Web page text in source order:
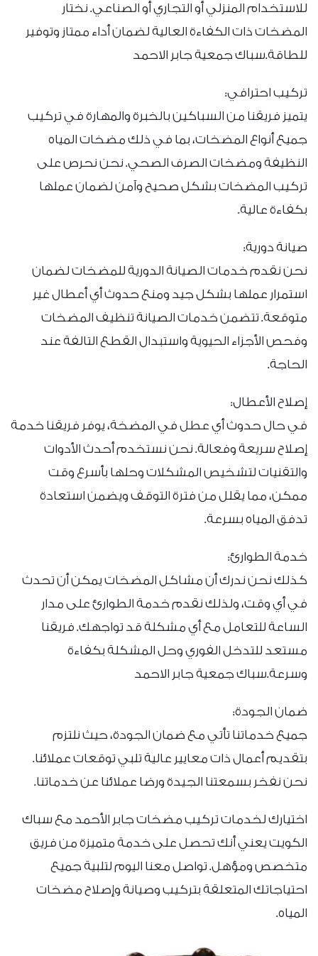
للاستخدام المنزلي أو التجاري أو الصناعي. نختار
المضخات ذات الكفاءة العالية لضمان أداء ممتاز وتوفير
للطاقة.سباك جمعية جابر الاحمد
تركيب احترافي:
يتميز فريقنا من السباكين بالخبرة والمهارة في تركيب
جميع أنواع المضخات، بما في ذلك مضخات المياه
النظيفة ومضخات الصرف الصحي. نحن نحرص على
تركيب المضخات بشكل صحيح وآمن لضمان عملها
بكفاءة عالية.
صيانة دورية:
نحن نقدم خدمات الصيانة الدورية للمضخات لضمان
استمرار عملها بشكل جيد ومنع حدوث أي أعطال غير
متوقعة. تتضمن خدمات الصيانة تنظيف المضخات
وفحص الأجزاء الحيوية واستبدال القطع التالفة عند
الحاجة.
إصلاح الأعطال:
في حال حدوث أي عطل في المضخة، يوفر فريقنا خدمة
إصلاح سريعة وفعالة. نحن نستخدم أحدث الأدوات
والتقنيات لتشخيص المشكلات وحلها بأسرع وقت
ممكن، مما يقلل من فترة التوقف ويضمن استعادة
تدفق المياه بسرعة.
خدمة الطوارئ:
كذلك نحن ندرك أن مشاكل المضخات يمكن أن تحدث
في أي وقت، ولذلك نقدم خدمة الطوارئ على مدار
الساعة للتعامل مع أي مشكلة قد تواجهك. فريقنا
مستعد للتدخل الفوري وحل المشكلة بكفاءة
وسرعة.سباك جمعية جابر الاحمد
ضمان الجودة:
جميع خدماتنا تأتي مع ضمان الجودة، حيث نلتزم
بتقديم أعمال ذات معايير عالية تلبي توقعات عملائنا.
نحن نفخر بسمعتنا الجيدة ورضا عملائنا عن خدماتنا.
اختيارك لخدمات تركيب مضخات جابر الأحمد مع سباك
الكويت يعني أنك تحصل على خدمة متميزة من فريق
متخصص ومؤهل. تواصل معنا اليوم لتلبية جميع
احتياجاتك المتعلقة بتركيب وصيانة وإصلاح مضخات
المياه.